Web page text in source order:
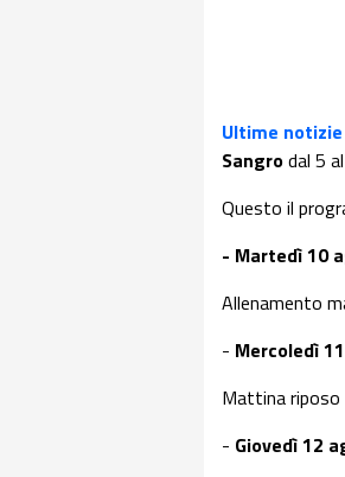
Ultime
Sangrodal 5
Questo il
- Martedì 10
Allenamento
- Mercoledì
Mattina riposo
- Giovedì 12